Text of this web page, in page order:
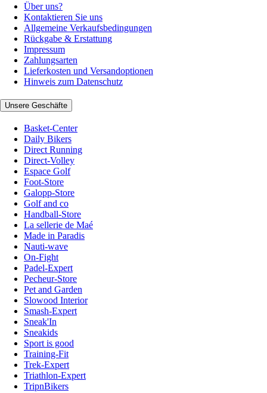
Über uns?
Kontaktieren Sie uns
Allgemeine Verkaufsbedingungen
Rückgabe & Erstattung
Impressum
Zahlungsarten
Lieferkosten und Versandoptionen
Hinweis zum Datenschutz
Unsere Geschäfte
Basket-Center
Daily Bikers
Direct Running
Direct-Volley
Espace Golf
Foot-Store
Galopp-Store
Golf and co
Handball-Store
La sellerie de Maé
Made in Paradis
Nauti-wave
On-Fight
Padel-Expert
Pecheur-Store
Pet and Garden
Slowood Interior
Smash-Expert
Sneak'In
Sneakids
Sport is good
Training-Fit
Trek-Expert
Triathlon-Expert
TripnBikers